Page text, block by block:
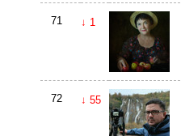
71 ↓ 1
72 ↓ 55